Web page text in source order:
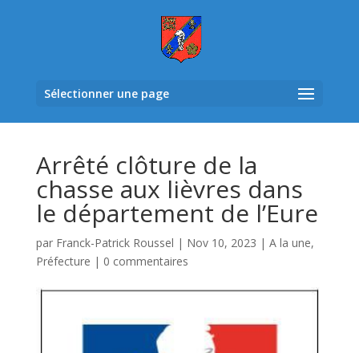
Sélectionner une page
Arrêté clôture de la
chasse aux lièvres dans
le département de l’Eure
par Franck-Patrick Roussel | Nov 10, 2023 | A la une,
Préfecture | 0 commentaires